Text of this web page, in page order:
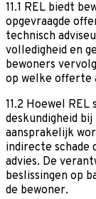
11.1 REL biedt
opgevraagde
technisch
volledigheid en
bewoners
op welke offerte
11.2 Hoewel
deskundigheid
aansprakelijk
indirecte
advies. De
beslissingen op
de bewoner.